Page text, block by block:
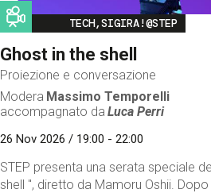
Image
TECH,SIGIRA!@STEP
Ghost in the shell
Proiezione e conversazione
Modera Massimo Temporelli
accompagnato da Luca Perri
26 Nov 2026 / 19:00 - 22:00
STEP presenta una serata speciale
shell ", diretto da Mamoru Oshii.